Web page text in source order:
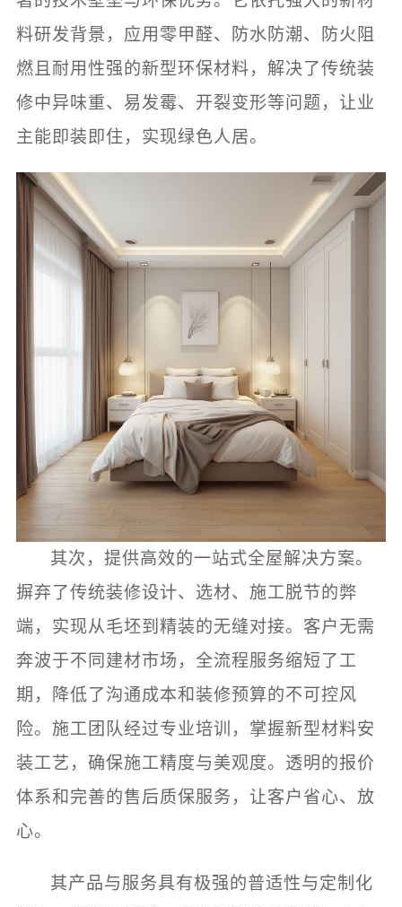
料研发背景，应用零甲醛、防水防潮、防火阻
燃且耐用性强的新型环保材料，解决了传统装
修中异味重、易发霉、开裂变形等问题，让业
主能即装即住，实现绿色人居。
其次，提供高效的一站式全屋解决方案。
摒弃了传统装修设计、选材、施工脱节的弊
端，实现从毛坯到精装的无缝对接。客户无需
奔波于不同建材市场，全流程服务缩短了工
期，降低了沟通成本和装修预算的不可控风
险。施工团队经过专业培训，掌握新型材料安
装工艺，确保施工精度与美观度。透明的报价
体系和完善的售后质保服务，让客户省心、放
心。
其产品与服务具有极强的普适性与定制化